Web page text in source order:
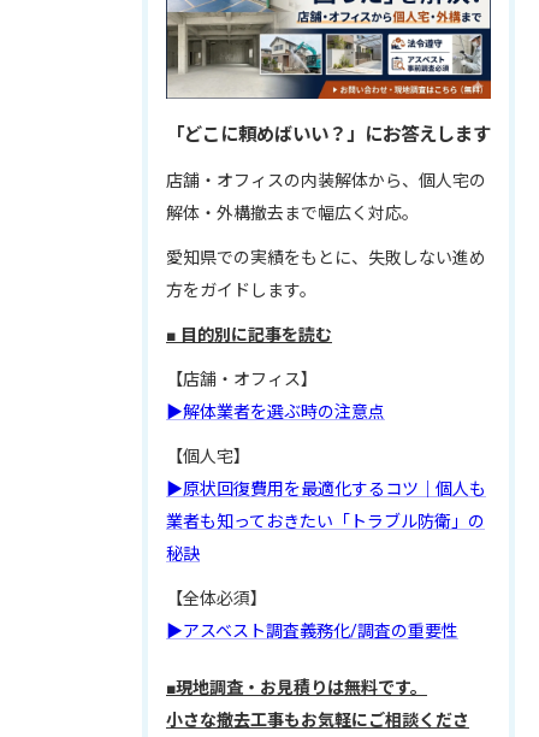
「どこに頼めばいい？」にお答えします
店舗・オフィスの内装解体から、個人宅の
解体・外構撤去まで幅広く対応。
愛知県での実績をもとに、失敗しない進め
方をガイドします。
■ 目的別に記事を読む
【店舗・オフィス】
▶解体業者を選ぶ時の注意点
【個人宅】
▶原状回復費用を最適化するコツ｜個人も
業者も知っておきたい「トラブル防衛」の
秘訣
【全体必須】
▶アスベスト調査義務化/調査の重要性
■現地調査・お見積りは無料です。
小さな撤去工事もお気軽にご相談くださ